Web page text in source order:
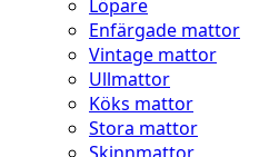
Löpare
Enfärgade mattor
Vintage mattor
Ullmattor
Köks mattor
Stora mattor